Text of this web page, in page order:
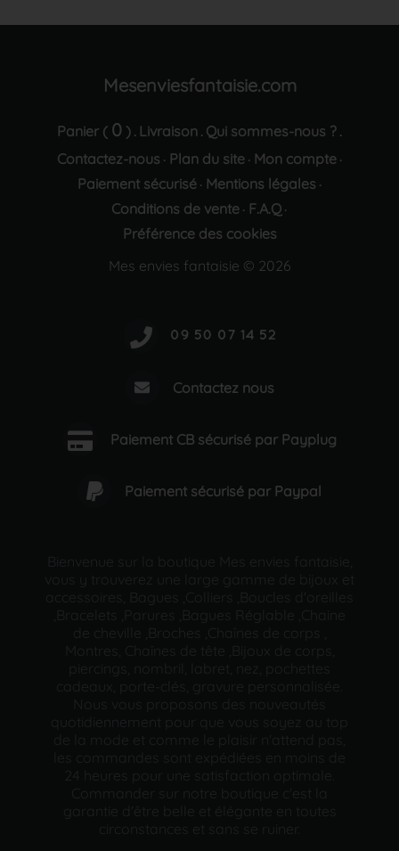
Mesenviesfantaisie.com
Panier ( 0 ) . Livraison . Qui sommes-nous ? .
Contactez-nous · Plan du site· Mon compte·
Paiement sécurisé· Mentions légales ·
Conditions de vente · F.A.Q ·
Préférence des cookies
Mes envies fantaisie © 2026
Contactez nous
Paiement CB sécurisé par Payplug
Paiement sécurisé par Paypal